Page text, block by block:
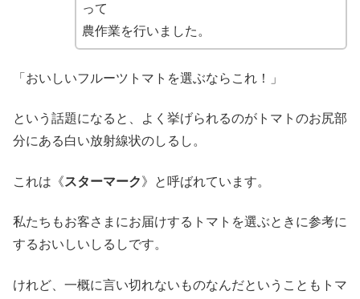
って
農作業を行いました。
「おいしいフルーツトマトを選ぶならこれ！」
という話題になると、よく挙げられるのがトマトのお尻部
分にある白い放射線状のしるし。
これは《スターマーク》と呼ばれています。
私たちもお客さまにお届けするトマトを選ぶときに参考に
するおいしいしるしです。
けれど、一概に言い切れないものなんだということもトマ